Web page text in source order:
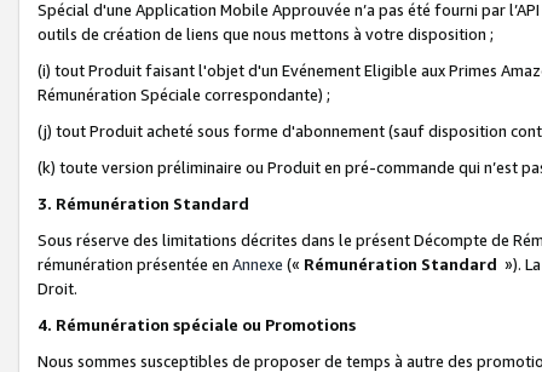
Spécial d'une Application Mobile Approuvée n’a pas été fourni par
outils de création de liens que nous mettons à votre disposition ;
(i) tout Produit faisant l'objet d'un Evénement Eligible aux Primes
Rémunération Spéciale correspondante) ;
(j) tout Produit acheté sous forme d'abonnement (sauf disposition
(k) toute version préliminaire ou Produit en pré-commande qui n’est
3. Rémunération Standard
Sous réserve des limitations décrites dans le présent Décompte de
rémunération présentée en Annexe (« Rémunération Standard »).
Droit.
4. Rémunération spéciale ou Promotions
Nous sommes susceptibles de proposer de temps à autre des